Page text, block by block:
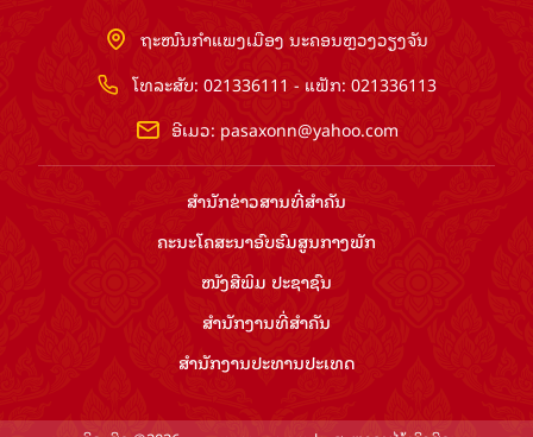
ຖະໜົນກຳແພງເມືອງ ນະຄອນຫຼວງວຽງຈັນ
ໂທລະສັບ: 021336111 - ແຟັກ: 021336113
ອີເມວ: pasaxonn@yahoo.com
ສຳ​ນັກ​ຂ່າວ​ສານ​ທີ່​ສຳ​ຄັນ​
ຄະນະໂຄສະນາອົບຮົມ​ສູນ​ກາງ​ພັກ
ໜັງສືພິມ ປະ​ຊາ​ຊົນ
ສຳ​ນັກ​ງານ​ທີ່​ສຳ​ຄັນ
ສຳ​ນັກ​ງານ​ປະ​ທານ​ປະ​ເທດ